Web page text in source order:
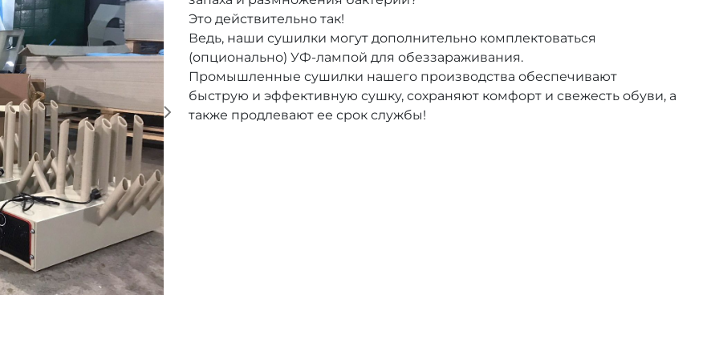
Это действительно так!
Ведь, наши сушилки могут дополнительно комплектоваться
(опционально) УФ-лампой для обеззараживания.
Промышленные сушилки нашего производства обеспечивают
быструю и эффективную сушку, сохраняют комфорт и свежесть обуви, а
также продлевают ее срок службы!